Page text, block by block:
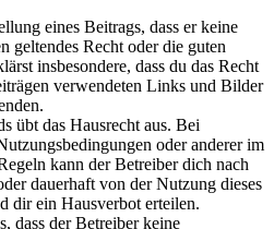
eines Beitrags, dass er keine
geltendes Recht oder die guten
insbesondere, dass du das Recht
verwendeten Links und Bilder
übt das Hausrecht aus. Bei
oder anderer im
kann der Betreiber dich nach
dauerhaft von der Nutzung dieses
dir ein Hausverbot erteilen.
dass der Betreiber keine